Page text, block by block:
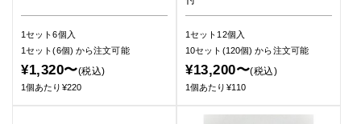
1セット6個入
1セット(6個) から注文可能
¥1,320〜(税込)
1個あたり¥220
1セット12個入
10セット(120個)から注文可能
¥13,200〜(税込)
1個あたり¥110